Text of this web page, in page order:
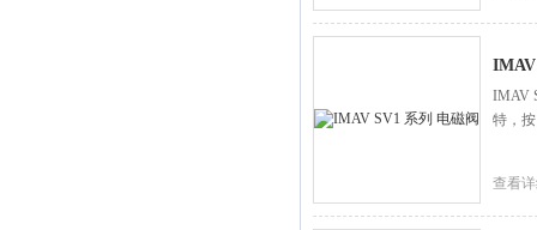
IMAV
特，
查看